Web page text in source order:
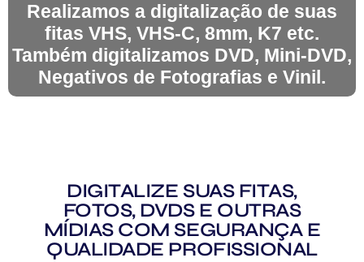
Realizamos a digitalização de suas
fitas VHS, VHS-C, 8mm, K7 etc.
Também digitalizamos DVD, Mini-DVD,
Negativos de Fotografias e Vinil.
DIGITALIZE SUAS FITAS,
FOTOS, DVDS E OUTRAS
MÍDIAS COM SEGURANÇA E
QUALIDADE PROFISSIONAL